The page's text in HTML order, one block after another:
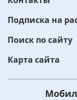
Подписка на
Поиск по сайту
Карта сайта